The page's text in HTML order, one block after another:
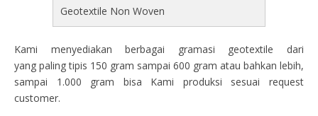
Geotextile Non Woven
Kami menyediakan berbagai gramasi geotextile dari
yang paling tipis 150 gram sampai 600 gram atau bahkan lebih,
sampai 1.000 gram bisa Kami produksi sesuai request
customer.